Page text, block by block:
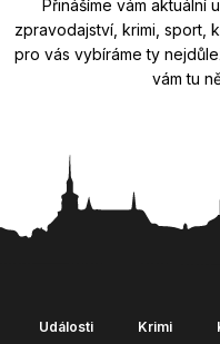
Přinášíme vám aktuální
zpravodajství, krimi, sport,
pro vás vybíráme ty
vám tu
Události Krimi